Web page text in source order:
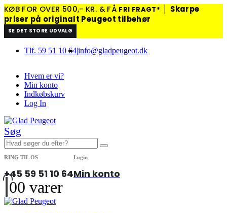
KØB FOR OVER 500,- KR. & FÅ FRI FRAGT*
Skarpe
priser på originalt Peugeot tilbehør
SE DET STORE UDVALG
Tlf. 59 51 10 64|info@gladpeugeot.dk
Hvem er vi?
Min konto
Indkøbskurv
Log In
Søg
RING TIL OS
+45 59 51 10 64
Login
Min konto
00 varer